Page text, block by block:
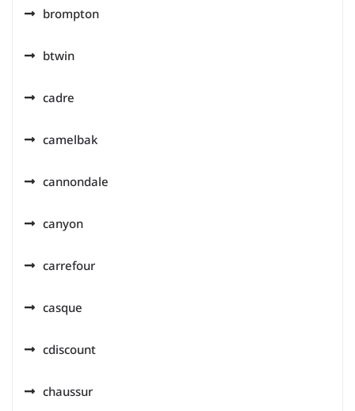
brompton
btwin
cadre
camelbak
cannondale
canyon
carrefour
casque
cdiscount
chaussur